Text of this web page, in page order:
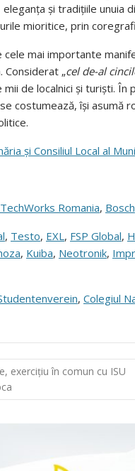
și tradițiile unuia
mioritice, prin
cele mai importante
Considerat „cel de-al
de localnici și turiști.
costumează, își
și Consiliul Local al
Romania, Bosch
, Testo, EXL , FSP Global,
, Kuiba, Neotronik,
, Colegiul
exercițiu în comun cu ISU